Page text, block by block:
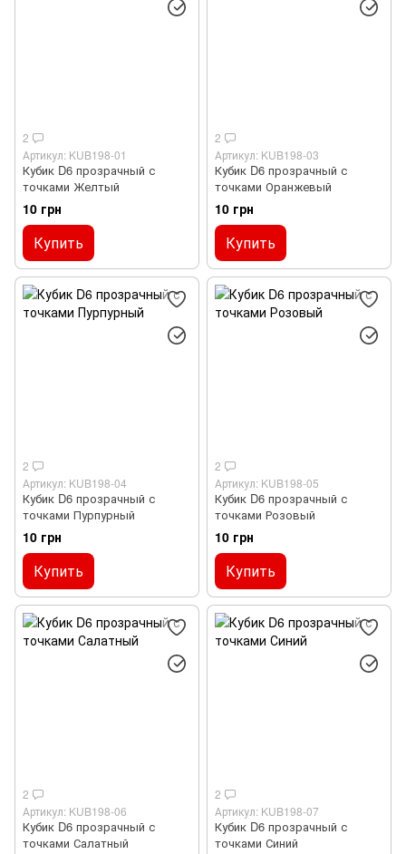
2
Артикул: KUB198-01
Кубик D6 прозрачный с
точками Желтый
10 грн
Купить
2
Артикул: KUB198-03
Кубик D6 прозрачный с
точками Оранжевый
10 грн
Купить
2
Артикул: KUB198-04
Кубик D6 прозрачный с
точками Пурпурный
10 грн
Купить
2
Артикул: KUB198-05
Кубик D6 прозрачный с
точками Розовый
10 грн
Купить
2
Артикул: KUB198-06
Кубик D6 прозрачный с
точками Салатный
2
Артикул: KUB198-07
Кубик D6 прозрачный с
точками Синий